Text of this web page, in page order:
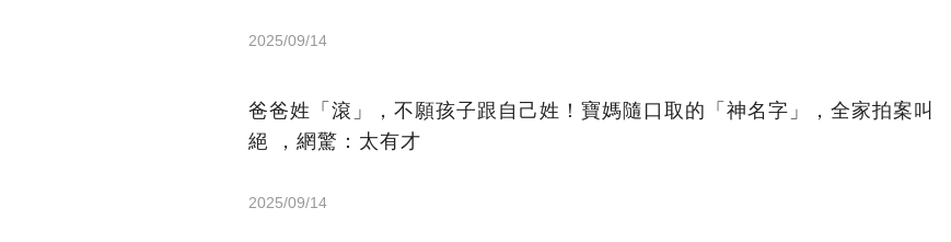
2025/09/14
爸爸姓「滾」，不願孩子跟自己姓！寶媽隨口取的「神名字」，全家拍案叫
絕 ，網驚：太有才
2025/09/14